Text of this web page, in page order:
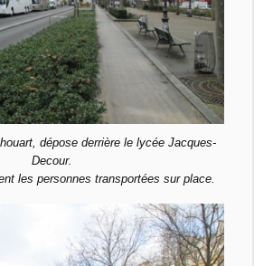
dépose derrière le lycée Jacques-
Decour.
les personnes transportées sur place.